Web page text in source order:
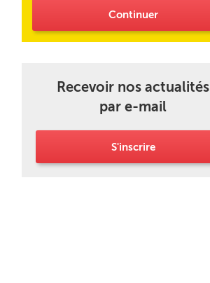
Continuer
Recevoir nos actualités
par e-mail
S'inscrire